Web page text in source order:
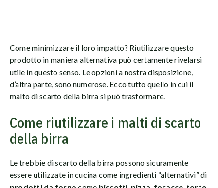
Come minimizzare il loro impatto? Riutilizzare questo
prodotto in maniera alternativa può certamente rivelarsi
utile in questo senso. Le opzioni a nostra disposizione,
d’altra parte, sono numerose. Ecco tutto quello in cui il
malto di scarto della birra si può trasformare.
Come riutilizzare i malti di scarto
della birra
Le trebbie di scarto della birra possono sicuramente
essere utilizzate in cucina come ingredienti “alternativi” di